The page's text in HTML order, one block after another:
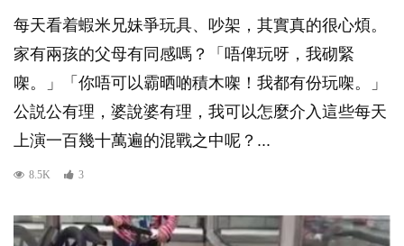
每天看着蝦米兄妹爭玩具、吵架，其實真的很心煩。
家有兩孩的父母有同感嗎？「唔俾玩呀，我砌緊
㗎。」「你唔可以霸晒啲積木㗎！我都有份玩㗎。」
公説公有理，婆說婆有理，我可以怎麼介入這些每天
上演一百幾十萬遍的混戰之中呢？...
8.5K 3